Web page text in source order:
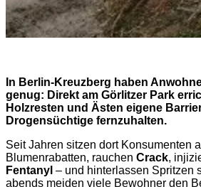
In Berlin-Kreuzberg haben
genug: Direkt am Görlitzer Park
Holzresten und Ästen eigene
Drogensüchtige fernzuhalten.
Seit Jahren sitzen dort Konsumenten
Blumenrabatten, rauchen Crack,
Fentanyl – und hinterlassen Spritzen
abends meiden viele Bewohner den